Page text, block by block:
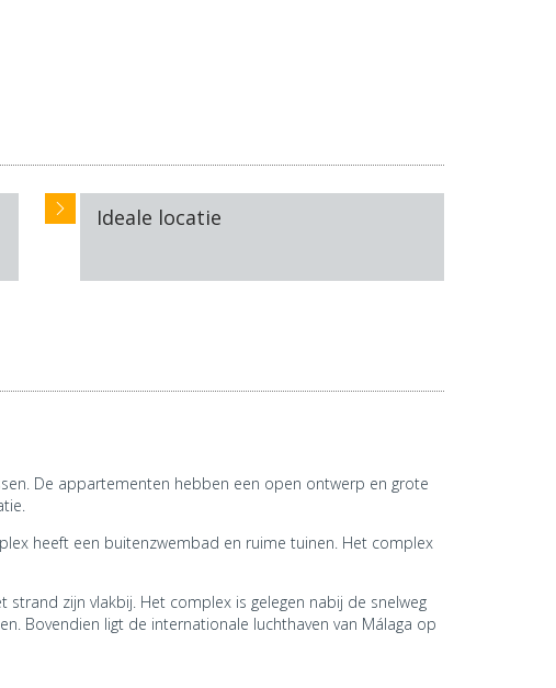
Ideale locatie
De appartementen hebben een open ontwerp en grote
heeft een buitenzwembad en ruime tuinen. Het complex
zijn vlakbij. Het complex is gelegen nabij de snelweg
Bovendien ligt de internationale luchthaven van Málaga op